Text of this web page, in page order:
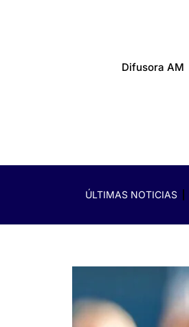
Difusora AM
ÚLTIMAS NOTICIAS